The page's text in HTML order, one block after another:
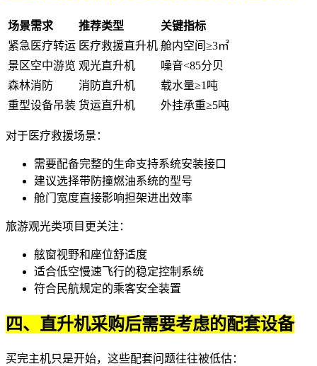
场景需求 推荐类型
关键指标
紧急医疗转运 医疗救援直升机 舱内空间≥3㎡
景区空中游览 观光直升机
噪音<85分贝
森林消防
消防直升机
载水量≥1吨
重型设备吊装 货运直升机 外挂承重≥5吨
对于医疗救援场景：
需要配备完整的生命支持系统安装接口
建议选择带防撞燃油系统的型号
舱门宽度直接影响担架进出效率
旅游观光类项目更关注：
舷窗视野和座位舒适度
适合低空慢速飞行的稳定控制系统
符合民航规定的乘客安全装置
四、直升机采购后需要考虑的配套设备
买完主机只是开始，这些配套问题往往被低估：